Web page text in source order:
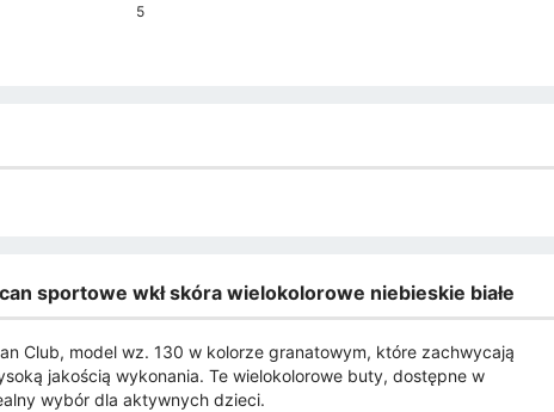
sportowe wkł skóra wielokolorowe niebieskie białe
Club, model wz. 130 w kolorze granatowym, które zachwycają
jakością wykonania. Te wielokolorowe buty, dostępne w
wybór dla aktywnych dzieci.